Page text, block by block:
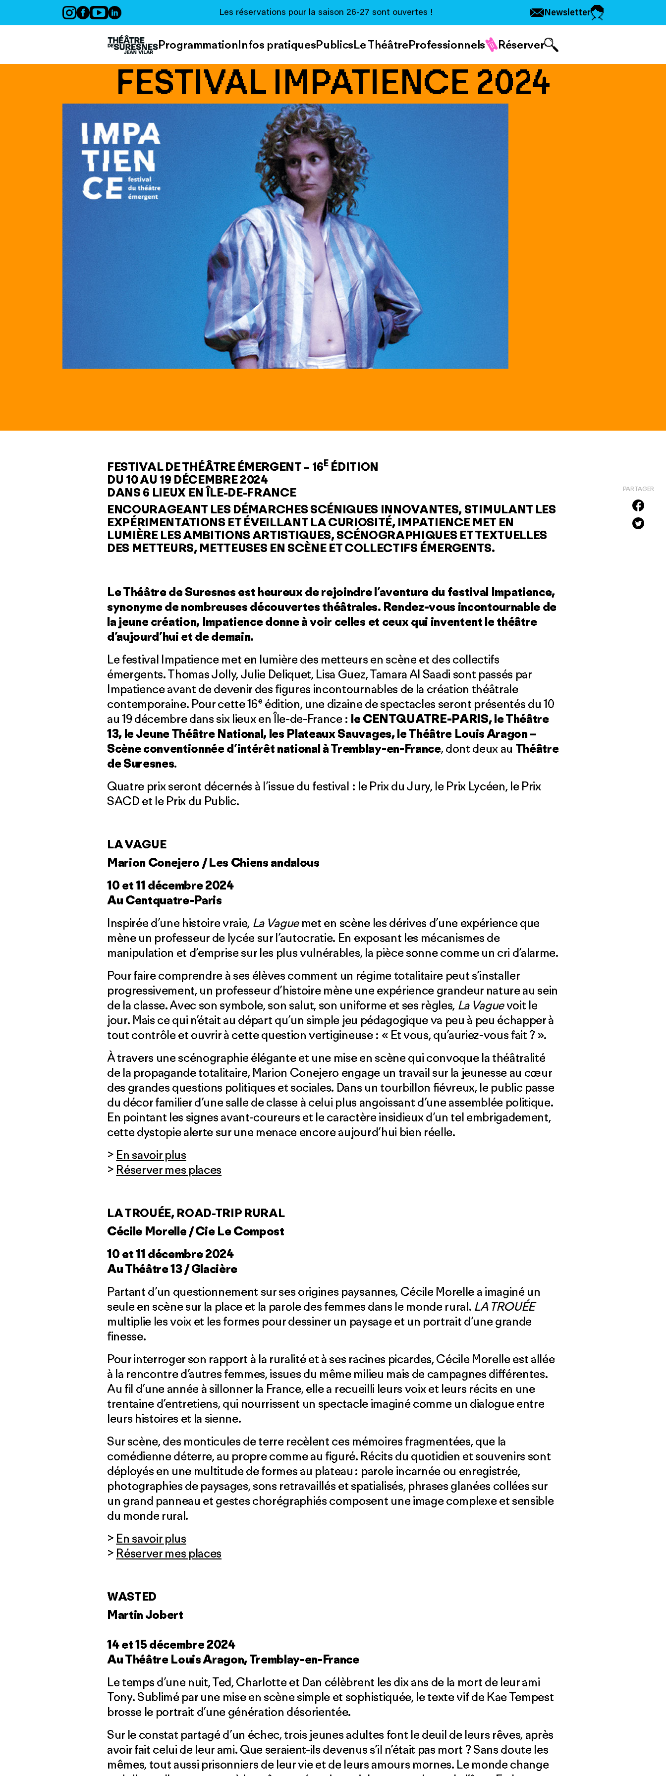
Les réservations pour la saison 26-27 sont ouvertes ! Newsletter
ProgrammationInfos pratiquesPublicsLe ThéâtreProfessionnels Réserver
FESTIVAL IMPATIENCE 2024
PARTAGER
FESTIVAL DE THÉÂTRE ÉMERGENT – 16 EÉDITION
DU 10 AU 19 DÉCEMBRE 2024
DANS 6 LIEUX EN ÎLE-DE-FRANCE
ENCOURAGEANT LES DÉMARCHES SCÉNIQUES INNOVANTES, STIMULANT LES
EXPÉRIMENTATIONS ET ÉVEILLANT LA CURIOSITÉ, IMPATIENCE MET EN
LUMIÈRE LES AMBITIONS ARTISTIQUES, SCÉNOGRAPHIQUES ET TEXTUELLES
DES METTEURS, METTEUSES EN SCÈNE ET COLLECTIFS ÉMERGENTS.
Le Théâtre de Suresnes est heureux de rejoindre l’aventure du festival Impatience,
synonyme de nombreuses découvertes théâtrales. Rendez-vous incontournable de
la jeune création, Impatience donne à voir celles et ceux qui inventent le théâtre
d’aujourd’hui et de demain.
Le festival Impatience met en lumière des metteurs en scène et des collectifs
émergents. Thomas Jolly, Julie Deliquet, Lisa Guez, Tamara Al Saadi sont passés par
Impatience avant de devenir des figures incontournables de la création théâtrale
contemporaine. Pour cette 16e édition, une dizaine de spectacles seront présentés du 10
au 19 décembre dans six lieux en Île-de-France : le CENTQUATRE-PARIS, le Théâtre
13, le Jeune Théâtre National, les Plateaux Sauvages, le Théâtre Louis Aragon –
Scène conventionnée d’intérêt national à Tremblay-en-France, dont deux au Théâtre
de Suresnes.
Quatre prix seront décernés à l’issue du festival : le Prix du Jury, le Prix Lycéen, le Prix
SACD et le Prix du Public.
LA VAGUE
Marion Conejero / Les Chiens andalous
10 et 11 décembre 2024
Au Centquatre-Paris
Inspirée d’une histoire vraie, La Vague met en scène les dérives d’une expérience que
mène un professeur de lycée sur l’autocratie. En exposant les mécanismes de
manipulation et d’emprise sur les plus vulnérables, la pièce sonne comme un cri d’alarme.
Pour faire comprendre à ses élèves comment un régime totalitaire peut s’installer
progressivement, un professeur d’histoire mène une expérience grandeur nature au sein
de la classe. Avec son symbole, son salut, son uniforme et ses règles, La Vaguevoit le
jour. Mais ce qui n’était au départ qu’un simple jeu pédagogique va peu à peu échapper à
tout contrôle et ouvrir à cette question vertigineuse : « Et vous, qu’auriez-vous fait ? ».
À travers une scénographie élégante et une mise en scène qui convoque la théâtralité
de la propagande totalitaire, Marion Conejero engage un travail sur la jeunesse au cœur
des grandes questions politiques et sociales. Dans un tourbillon fiévreux, le public passe
du décor familier d’une salle de classe à celui plus angoissant d’une assemblée politique.
En pointant les signes avant-coureurs et le caractère insidieux d’un tel embrigadement,
cette dystopie alerte sur une menace encore aujourd’hui bien réelle.
> En savoir plus
> Réserver mes places
LA TROUÉE, ROAD-TRIP RURAL
Cécile Morelle / Cie Le Compost
10 et 11 décembre 2024
Au Théâtre 13 / Glacière
Partant d’un questionnement sur ses origines paysannes, Cécile Morelle a imaginé un
seule en scène sur la place et la parole des femmes dans le monde rural. LA TROUÉE
multiplie les voix et les formes pour dessiner un paysage et un portrait d’une grande
finesse.
Pour interroger son rapport à la ruralité et à ses racines picardes, Cécile Morelle est allée
à la rencontre d’autres femmes, issues du même milieu mais de campagnes différentes.
Au fil d’une année à sillonner la France, elle a recueilli leurs voix et leurs récits en une
trentaine d’entretiens, qui nourrissent un spectacle imaginé comme un dialogue entre
leurs histoires et la sienne.
Sur scène, des monticules de terre recèlent ces mémoires fragmentées, que la
comédienne déterre, au propre comme au figuré. Récits du quotidien et souvenirs sont
déployés en une multitude de formes au plateau : parole incarnée ou enregistrée,
photographies de paysages, sons retravaillés et spatialisés, phrases glanées collées sur
un grand panneau et gestes chorégraphiés composent une image complexe et sensible
du monde rural.
> En savoir plus
> Réserver mes places
WASTED
Martin Jobert
14 et 15 décembre 2024
Au Théâtre Louis Aragon, Tremblay-en-France
Le temps d’une nuit, Ted, Charlotte et Dan célèbrent les dix ans de la mort de leur ami
Tony. Sublimé par une mise en scène simple et sophistiquée, le texte vif de Kae Tempest
brosse le portrait d’une génération désorientée.
Sur le constat partagé d’un échec, trois jeunes adultes font le deuil de leurs rêves, après
avoir fait celui de leur ami. Que seraient-ils devenus s’il n’était pas mort ? Sans doute les
mêmes, tout aussi prisonniers de leur vie et de leurs amours mornes. Le monde change
Panneau de gestion des cookies